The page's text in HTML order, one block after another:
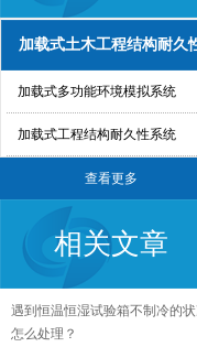
加载式土木工程结构耐久
加载式多功能环境模拟系统
加载式工程结构耐久性系统
查看更多
相关文章
遇到恒温恒湿试验箱不制冷的
怎么处理？